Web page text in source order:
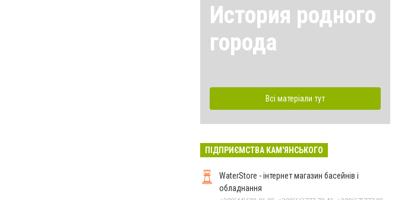
История родного
города
Всі матеріали тут
ПІДПРИЄМСТВА КАМ'ЯНСЬКОГО
WaterStore - інтернет магазин басейнів і
обладнання